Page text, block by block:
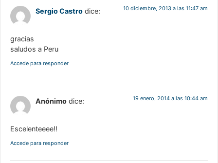
Sergio Castro dice: 10 diciembre, 2013 a las 11:47 am
gracias
saludos a Peru
Accede para responder
Anónimo dice: 19 enero, 2014 a las 10:44 am
Escelenteeee!!
Accede para responder